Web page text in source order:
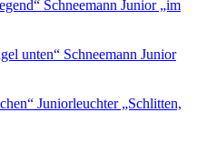
Schneemann Junior „im
Schneemann Junior
Juniorleuchter „Schlitten,